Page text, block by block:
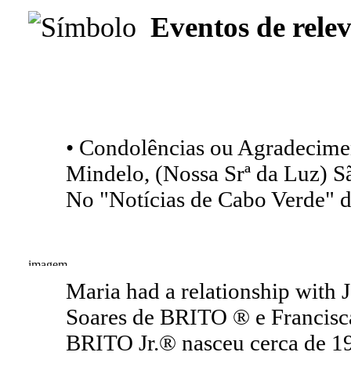
Eventos de
• Condolências ou
Mindelo, (Nossa Srª da Luz)
No "Notícias de Cabo Verde"
Maria had a relationship with
Soares de BRITO ® e
BRITO Jr.® nasceu cerca de